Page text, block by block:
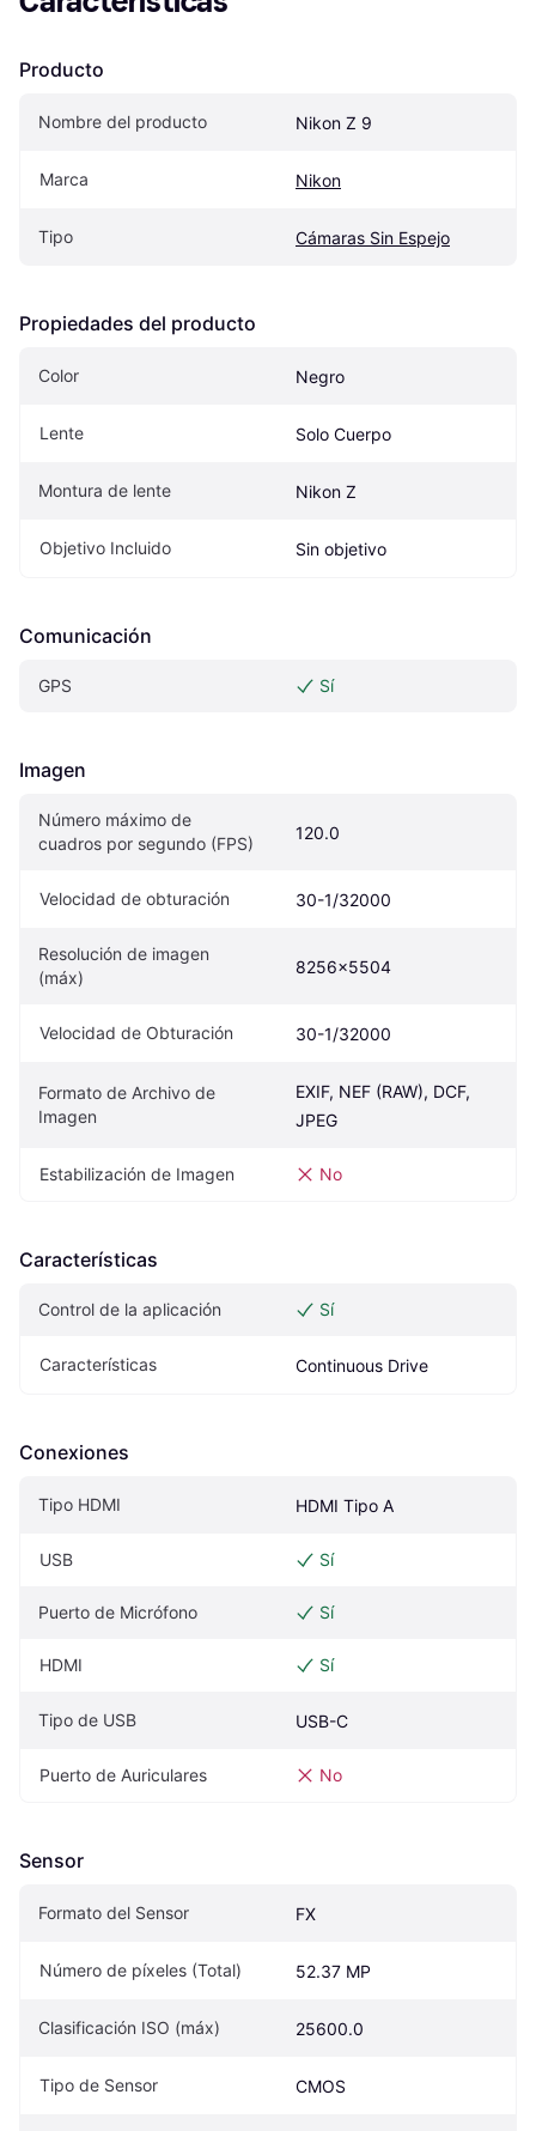
Producto
Nombre del producto Nikon Z 9
Marca Nikon
Tipo Cámaras Sin Espejo
Propiedades del producto
Color Negro
Lente Solo Cuerpo
Montura de lente Nikon Z
Objetivo Incluido Sin objetivo
Comunicación
GPS Sí
Imagen
Número máximo de
cuadros por segundo (FPS)
120.0
Velocidad de obturación 30-1/32000
Resolución de imagen
(máx)
8256x5504
Velocidad de Obturación 30-1/32000
Formato de Archivo de
Imagen
EXIF, NEF (RAW), DCF,
JPEG
Estabilización de Imagen No
Características
Control de la aplicación Sí
Características Continuous Drive
Conexiones
Tipo HDMI HDMI Tipo A
USB Sí
Puerto de Micrófono Sí
HDMI Sí
Tipo de USB USB-C
Puerto de Auriculares No
Sensor
Formato del Sensor FX
Número de píxeles (Total) 52.37 MP
Clasificación ISO (máx) 25600.0
Tipo de Sensor CMOS